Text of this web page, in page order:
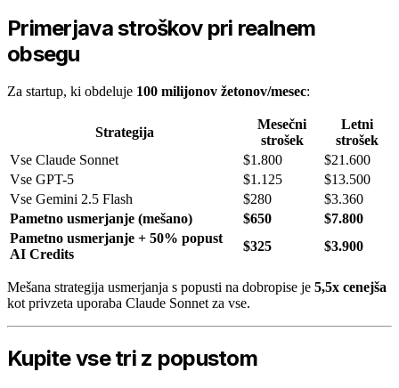
Primerjava stroškov pri realnem
obsegu
Za startup, ki obdeluje 100 milijonov žetonov/mesec:
Strategija
Mesečni
strošek
Letni
strošek
Vse Claude Sonnet
$1.800
$21.600
Vse GPT-5
$1.125
$13.500
Vse Gemini 2.5 Flash
$280
$3.360
Pametno usmerjanje (mešano)
$650
$7.800
Pametno usmerjanje + 50% popust
AI Credits
$325 $3.900
Mešana strategija usmerjanja s popusti na dobropise je 5,5x cenejša
kot privzeta uporaba Claude Sonnet za vse.
Kupite vse tri z popustom